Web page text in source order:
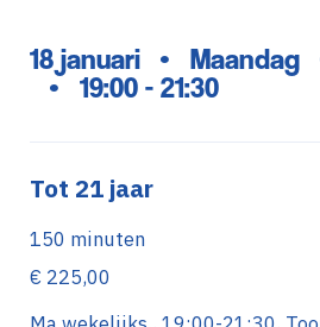
18 januari • Maandag
• 19:00 - 21:30
Tot 21 jaar
150 minuten
€ 225,00